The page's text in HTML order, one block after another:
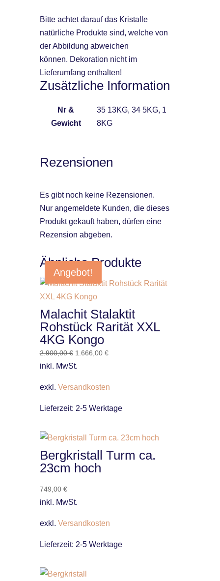
Bitte achtet darauf das Kristalle
natürliche Produkte sind, welche von
der Abbildung abweichen
können. Dekoration nicht im
Lieferumfang enthalten!
Zusätzliche Information
Nr &
Gewicht
35 13KG, 34 5KG, 1
8KG
Rezensionen
Es gibt noch keine Rezensionen.
Nur angemeldete Kunden, die dieses
Produkt gekauft haben, dürfen eine
Rezension abgeben.
Ähnliche Produkte
Angebot!
Malachit Stalaktit
Rohstück Rarität XXL
4KG Kongo
2.900,00€ Ursprünglicher
Preis
2.900,00 €
1.666,00 €Aktueller
1.666,00 €.
inkl. MwSt.
exkl. Versandkosten
Lieferzeit: 2-5 Werktage
Bergkristall Turm ca.
23cm hoch
749,00 €
inkl. MwSt.
exkl. Versandkosten
Lieferzeit: 2-5 Werktage